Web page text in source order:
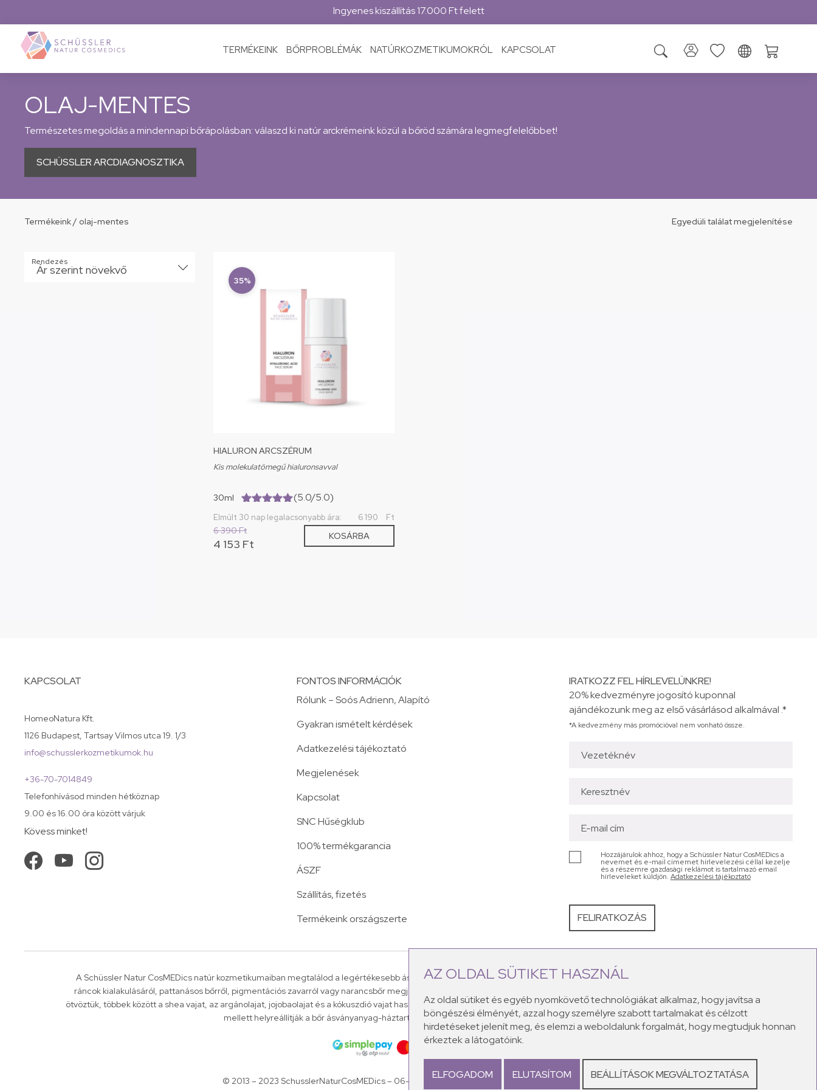
AZ OLDAL SÜTIKET HASZNÁL
Az oldal sütiket és egyéb nyomkövető technológiákat alkalmaz, hogy javítsa a
böngészési élményét, azzal hogy személyre szabott tartalmakat és célzott
hirdetéseket jelenít meg, és elemzi a weboldalunk forgalmát, hogy megtudjuk honnan
érkeztek a látogatóink.
ELFOGADOM ELUTASÍTOM BEÁLLÍTÁSOK MEGVÁLTOZTATÁSA
Ingyenes kiszállítás 17.000 Ft felett
TERMÉKEINK BŐRPROBLÉMÁK NATÚRKOZMETIKUMOKRÓL KAPCSOLAT
OLAJ-MENTES
Természetes megoldás a mindennapi bőrápolásban: válaszd ki natúr arckrémeink közül a bőröd számára legmegfelelőbbet!
SCHÜSSLER ARCDIAGNOSZTIKA
Termékeink/ olaj-mentes
Rendezés
Ár szerint növekvő
Egyedüli találat megjelenítése
35%
HIALURON ARCSZÉRUM
Kis molekulatömegű hialuronsavval
KOSÁRBA
30ml
(5.0/5.0)
(5.0/5.0)
Elmúlt 30 nap legalacsonyabb ára: 6 190 Ft
6 390Ft
4 153 Ft
IRATKOZZ FEL HÍRLEVELÜNKRE!
20% kedvezményre jogosító kuponnal
ajándékozunk meg az első vásárlásod alkalmával .*
*A kedvezmény más promócióval nem vonható össze.
Hozzájárulok ahhoz, hogy a Schüssler Natur CosMEDics a
nevemet és e-mail címemet hírlevelezési céllal kezelje
és a részemre gazdasági reklámot is tartalmazó email
hírleveleket küldjön. Adatkezelési tájékoztató
FONTOS INFORMÁCIÓK
Rólunk – Soós Adrienn, Alapító
Gyakran ismételt kérdések
Adatkezelési tájékoztató
Megjelenések
Kapcsolat
SNC Hűségklub
100% termékgarancia
ÁSZF
Szállítás, fizetés
Termékeink országszerte
KAPCSOLAT
HomeoNatura Kft.
1126 Budapest, Tartsay Vilmos utca 19. 1/3
info@schusslerkozmetikumok.hu
+36-70-7014849
Telefonhívásod minden hétköznap
9.00 és 16.00 óra között várjuk
Kövess minket!
A Schüssler Natur CosMEDics natúr kozmetikumaiban megtalálod a legértékesebb ásványi sókat, amelyek a leggyakoribb bőrproblémákra kínálnak megoldást: legyen szó
ráncok kialakulásáról, pattanásos bőrről, pigmentációs zavarról vagy narancsbőr megjelenéséről.
ötvöztük, többek között a shea vajat, az argánolajat, jojobaolajat és a kókuszdió vajat használunk fel termékeink készítésekor. A Schüssler natúr krémek a maximális kényeztetés
mellett helyreállítják a bőr ásványanyag-háztartását, mely ezáltal egészséges, élettel teli lesz!
© 2013 – 2023 SchusslerNaturCosMEDics – 06-70-7014849 – info@schusslerkozmetikumok.hu